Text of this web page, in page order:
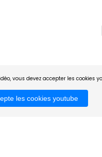
vous devez accepter les cookies
les cookies youtube